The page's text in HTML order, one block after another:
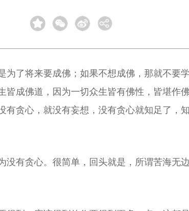
了将来要成佛；如果不想成佛，那就不要
成佛道，因为一切众生皆有佛性，皆堪作
贪心，就没有妄想，没有贪心就知足了，
有贪心。很简单，回头就是，所谓苦海无